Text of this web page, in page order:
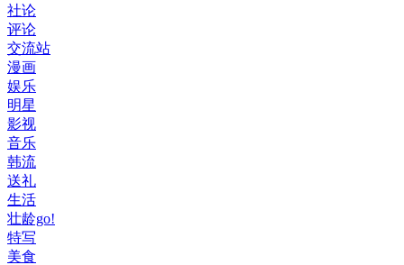
社论
评论
交流站
漫画
娱乐
明星
影视
音乐
韩流
送礼
生活
壮龄go!
特写
美食